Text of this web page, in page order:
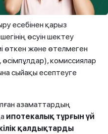
есебінен қарыз
өсуін шектеу
өткен және өтелмеген
комиссиялар
сыйақы есептеуге
азаматтардың
ипотекалық тұрғын үй
қалдықтарды